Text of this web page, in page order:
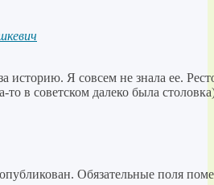
историю. Я совсем не знала ее.
то в советском далеко была
Обязательные поля